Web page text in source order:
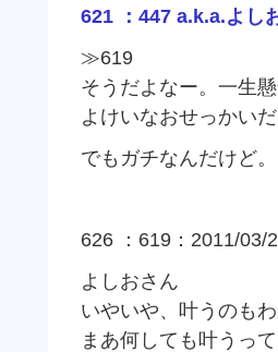
621 ：447 a.k.a.よし
≫619
そうだよなー。一生
よけいなおせっかい
でもガチなんだけど
626 ：619：2011/03/
よしおさん
いやいや、叶うのも
まあ何しても叶うっ